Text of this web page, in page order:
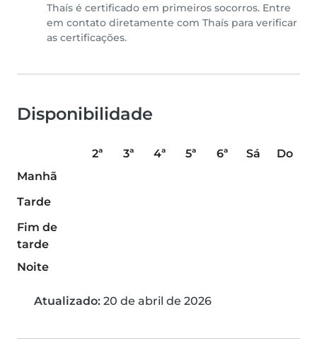
Thaís é certificado em primeiros socorros. Entre
em contato diretamente com Thaís para verificar
as certificações.
Disponibilidade
2ª 3ª 4ª 5ª 6ª Sá
Do
Manhã
Tarde
Fim de
tarde
Noite
Atualizado: 20 de abril de 2026